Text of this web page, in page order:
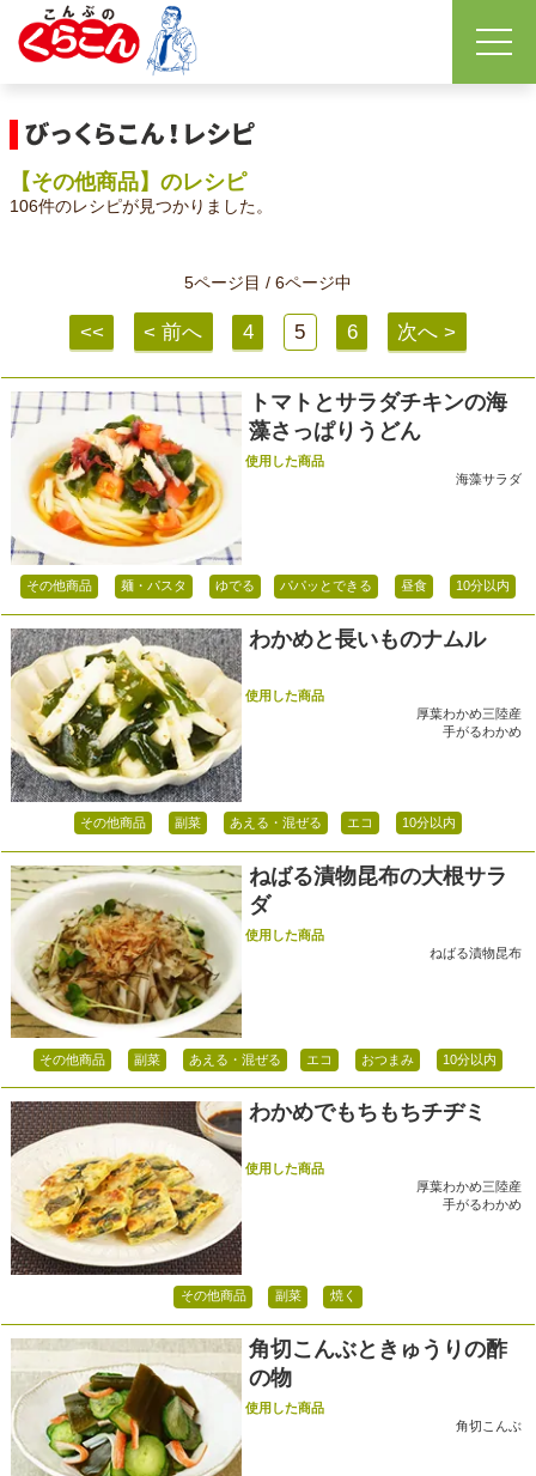
【その他商品】のレシピ
106件のレシピが見つかりました。
5ページ目 / 6ページ中
<< < 前へ 4 5 6 次へ >
トマトとサラダチキンの海
藻さっぱりうどん
使用した商品
海藻サラダ
その他商品 麺・パスタ ゆでる パパッとできる 昼食 10分以内
わかめと長いものナムル
使用した商品
厚葉わかめ三陸産
手がるわかめ
その他商品 副菜 あえる・混ぜる エコ 10分以内
ねばる漬物昆布の大根サラ
ダ
使用した商品
ねばる漬物昆布
その他商品 副菜 あえる・混ぜる エコ おつまみ 10分以内
わかめでもちもちチヂミ
使用した商品
厚葉わかめ三陸産
手がるわかめ
その他商品 副菜 焼く
角切こんぶときゅうりの酢
の物
使用した商品
角切こんぶ